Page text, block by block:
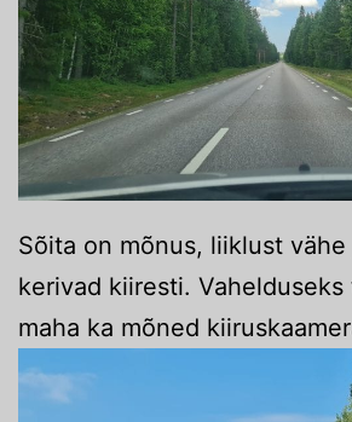
Sõita on mõnus, liiklust
kerivad kiiresti. Vahelduseks
maha ka mõned